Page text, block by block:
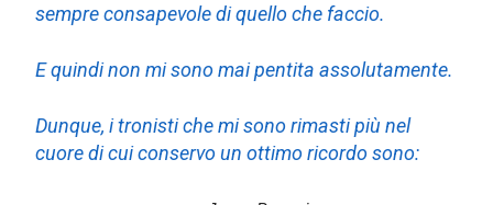
sempre consapevole di quello che faccio.
E quindi non mi sono mai pentita assolutamente.
Dunque, i tronisti che mi sono rimasti più nel
cuore di cui conservo un ottimo ricordo sono: